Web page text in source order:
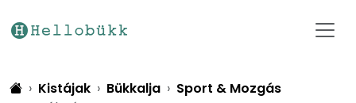
Kistájak Bükkalja
Sport & Mozgás